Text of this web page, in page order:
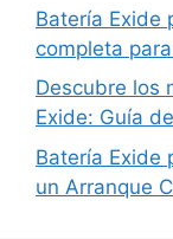
Batería Exide
completa
Descubre los
Exide: Guía
Batería Exide
un Arranque